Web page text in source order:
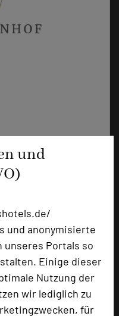
und
und anonymisierte
unseres Portals so
Einige dieser
Nutzung der
wir lediglich zu
für